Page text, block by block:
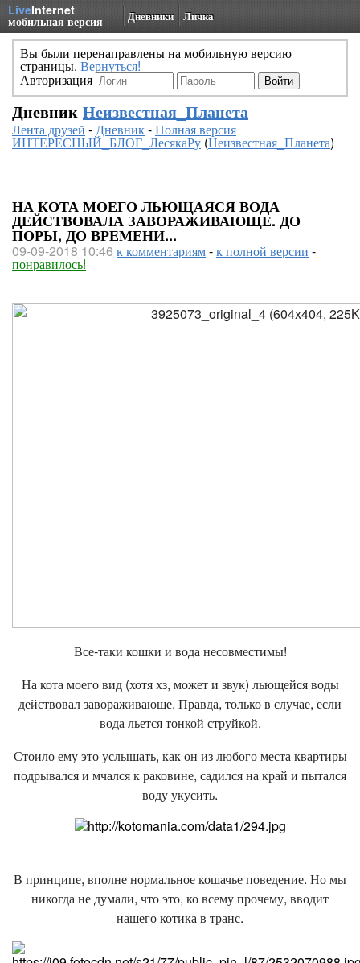
LiveInternet
мобильная версия Дневники Личка
Вы были перенаправлены на мобильную версию
страницы. Вернуться!
Авторизация
Дневник Неизвестная_Планета
Лента друзей -Дневник-Полная версия
ИНТЕРЕСНЫЙ_БЛОГ_ЛесякаРу(Неизвестная_Планета)
НА КОТА МОЕГО ЛЬЮЩАЯСЯ ВОДА
ДЕЙСТВОВАЛА ЗАВОРАЖИВАЮЩЕ. ДО
ПОРЫ, ДО ВРЕМЕНИ...
09-09-2018 10:46 к комментариям-к полной версии -
понравилось!
Все-таки кошки и вода несовместимы!
На кота моего вид (хотя хз, может и звук) льющейся воды
действовал завораживающе. Правда, только в случае, если
вода льется тонкой струйкой.
Стоило ему это услышать, как он из любого места квартиры
подрывался и мчался к раковине, садился на край и пытался
воду укусить.
В принципе, вполне нормальное кошачье поведение. Но мы
никогда не думали, что это, ко всему прочему, вводит
нашего котика в транс.